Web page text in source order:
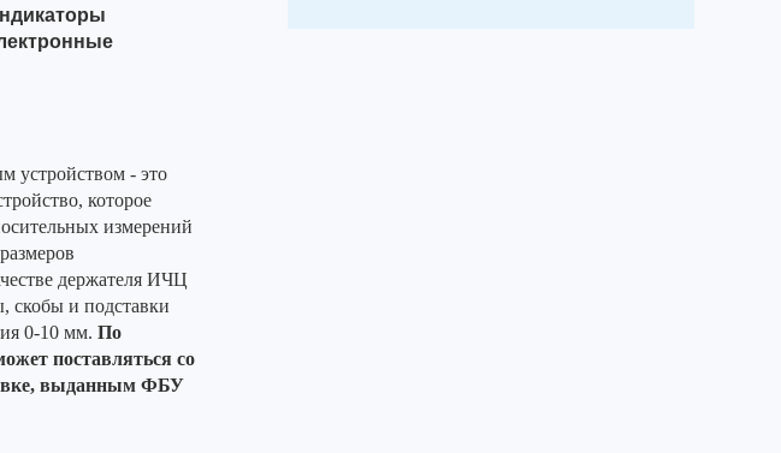
- это
которое
измерений
держателя ИЧЦ
скобы и подставки
0-10 мм. По
поставляться со
выданным ФБУ